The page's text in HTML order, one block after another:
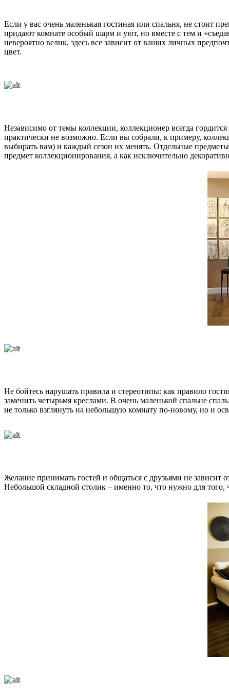
Если у вас очень маленькая гостиная или спальня, не стоит
придают комнате особый шарм и уют, но вместе с тем и
невероятно велик, здесь все зависит от ваших личных
цвет.
Независимо от темы коллекции, коллекционер всегда
практически не возможно. Если вы собрали, к примеру,
выбирать вам) и каждый сезон их менять. Отдельные
предмет коллекционирования, а как исключительно
Не бойтесь нарушать правила и стереотипы: как правило
заменить четырьмя креслами. В очень маленькой спальне
не только взглянуть на небольшую комнату по-новому, но и
Желание принимать гостей и общаться с друзьями не зависит
Небольшой складной столик – именно то, что нужно для того,